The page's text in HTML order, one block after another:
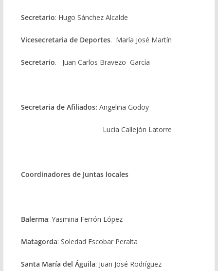
Secretario: Hugo Sánchez Alcalde
Vicesecretaria de Deportes. María José Martín
Secretario. Juan Carlos Bravezo García
Secretaria de Afiliados: Angelina Godoy
Lucía Callejón Latorre
Coordinadores de Juntas locales
Balerma: Yasmina Ferrón López
Matagorda: Soledad Escobar Peralta
Santa María del Águila: Juan José Rodríguez